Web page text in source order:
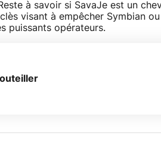
à savoir si SavaJe est un
visant à empêcher Symbian
puissants opérateurs.